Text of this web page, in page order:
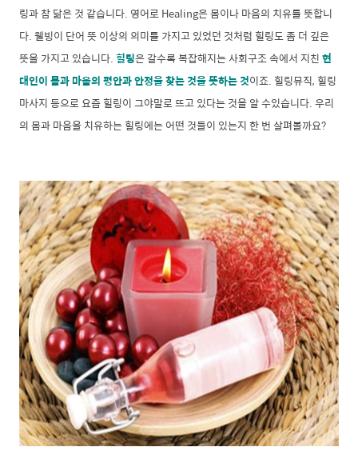
링과 참 닮은 것 같습니다. 영어로 Healing은 몸이나 마음의 치유를 뜻합니
다. 웰빙이 단어 뜻 이상의 의미를 가지고 있었던 것처럼 힐링도 좀 더 깊은
뜻을 가지고 있습니다.힐링은 갈수록 복잡해지는 사회구조 속에서 지친현
대인이 몸과 마음의 평안과 안정을 찾는 것을 뜻하는 것이죠. 힐링뮤직, 힐링
마사지 등으로 요즘 힐링이 그야말로 뜨고 있다는 것을 알 수있습니다. 우리
의 몸과 마음을 치유하는 힐링에는 어떤 것들이 있는지 한 번 살펴볼까요?